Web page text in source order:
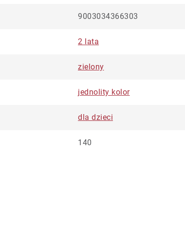
9003034366303
2 lata
zielony
jednolity kolor
dla dzieci
140